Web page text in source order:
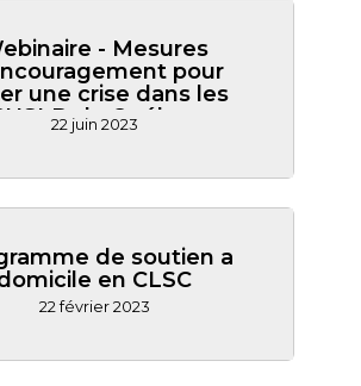
- Mesures
pour
une crise dans les
du Québec
22 juin 2023
de soutien a
en CLSC
22 février 2023